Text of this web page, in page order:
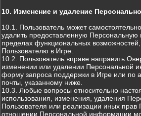
10. Изменение и удаление
10.1. Пользователь может
удалить предоставленную
пределах функциональных
Пользователю в Игре.
10.2. Пользователь вправе направить
изменении или удалении Персональной
форму запроса поддержки в Игре или по
почты, указанному ниже.
10.3. Любые вопросы относительно
использования, изменения, удаления
Пользователя или реализации иных прав
отношении Персональной информации